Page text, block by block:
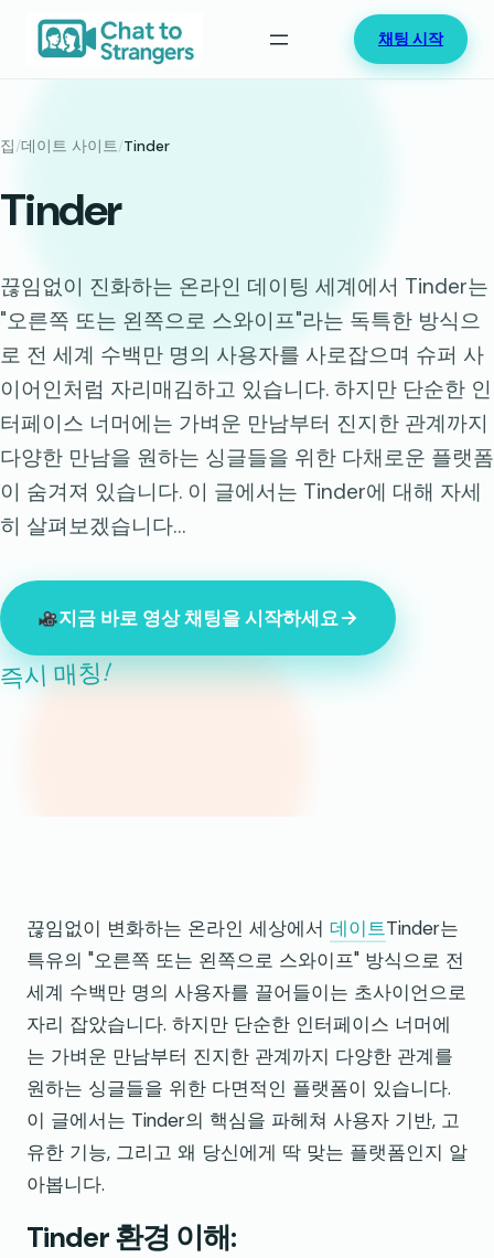
바
가
기
채팅 시작
집/데이트 사이트/Tinder
Tinder
끊임없이 진화하는 온라인 데이팅 세계에서 Tinder는
"오른쪽 또는 왼쪽으로 스와이프"라는 독특한 방식으
로 전 세계 수백만 명의 사용자를 사로잡으며 슈퍼 사
이어인처럼 자리매김하고 있습니다. 하지만 단순한 인
터페이스 너머에는 가벼운 만남부터 진지한 관계까지
다양한 만남을 원하는 싱글들을 위한 다채로운 플랫폼
이 숨겨져 있습니다. 이 글에서는 Tinder에 대해 자세
히 살펴보겠습니다…
지금 바로 영상 채팅을 시작하세요
즉시 매칭!
끊임없이 변화하는 온라인 세상에서 데이트Tinder는
특유의 "오른쪽 또는 왼쪽으로 스와이프" 방식으로 전
세계 수백만 명의 사용자를 끌어들이는 초사이언으로
자리 잡았습니다. 하지만 단순한 인터페이스 너머에
는 가벼운 만남부터 진지한 관계까지 다양한 관계를
원하는 싱글들을 위한 다면적인 플랫폼이 있습니다.
이 글에서는 Tinder의 핵심을 파헤쳐 사용자 기반, 고
유한 기능, 그리고 왜 당신에게 딱 맞는 플랫폼인지 알
아봅니다.
Tinder 환경 이해: